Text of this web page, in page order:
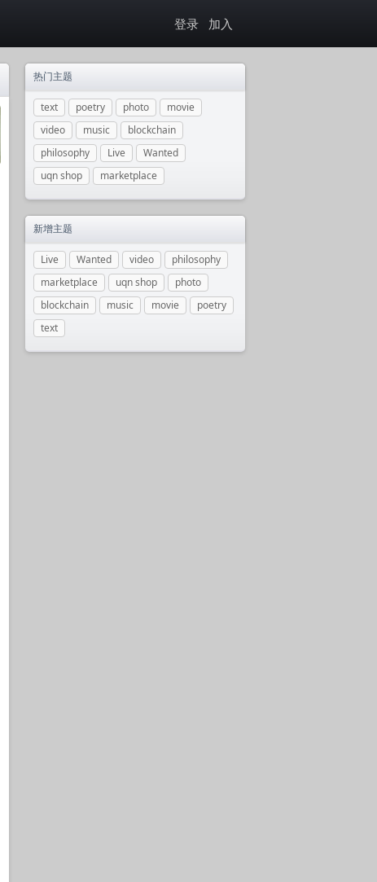
登录 加入
热门主题
text poetry photo
movie
video
music
blockchain
philosophy
Live
Wanted
uqn shop
marketplace
新增主题
Live Wanted video
philosophy
marketplace
uqn shop
photo
blockchain
music movie
poetry
text